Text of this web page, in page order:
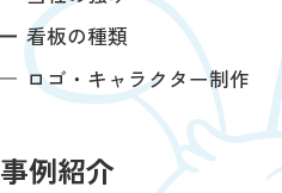
看板の種類
ロゴ・キャラクター制作
事例紹介
大垣市の看板
選択いただいた地域の
この他の広告情報のご